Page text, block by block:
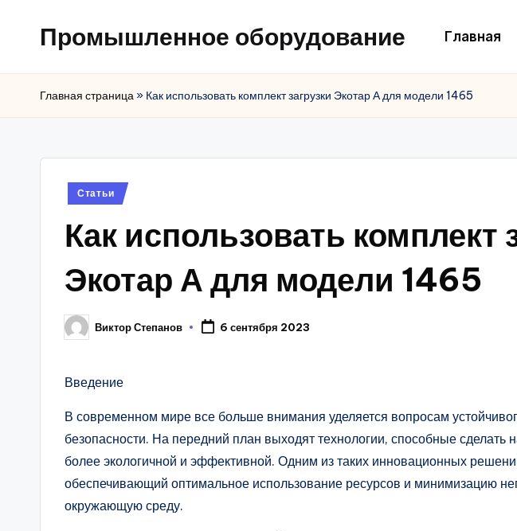
Промышленное оборудование Главная
Главная страница» Как использовать комплект загрузки Экотар А для модели 1465
Posted
Статьи
Как использовать комплект
Экотар А для модели 1465
Posted
by
Виктор Степанов 6 сентября 2023
Введение
В современном мире все больше внимания уделяется вопросам
безопасности. На передний план выходят технологии, способные сделать
более экологичной и эффективной. Одним из таких инновационных
обеспечивающий оптимальное использование ресурсов и минимизацию
окружающую среду.